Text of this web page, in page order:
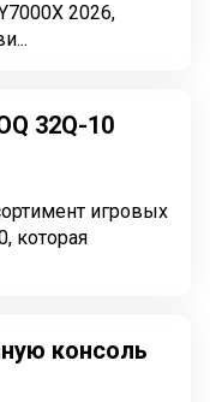
2026,
32Q-10
игровых
которая
консоль